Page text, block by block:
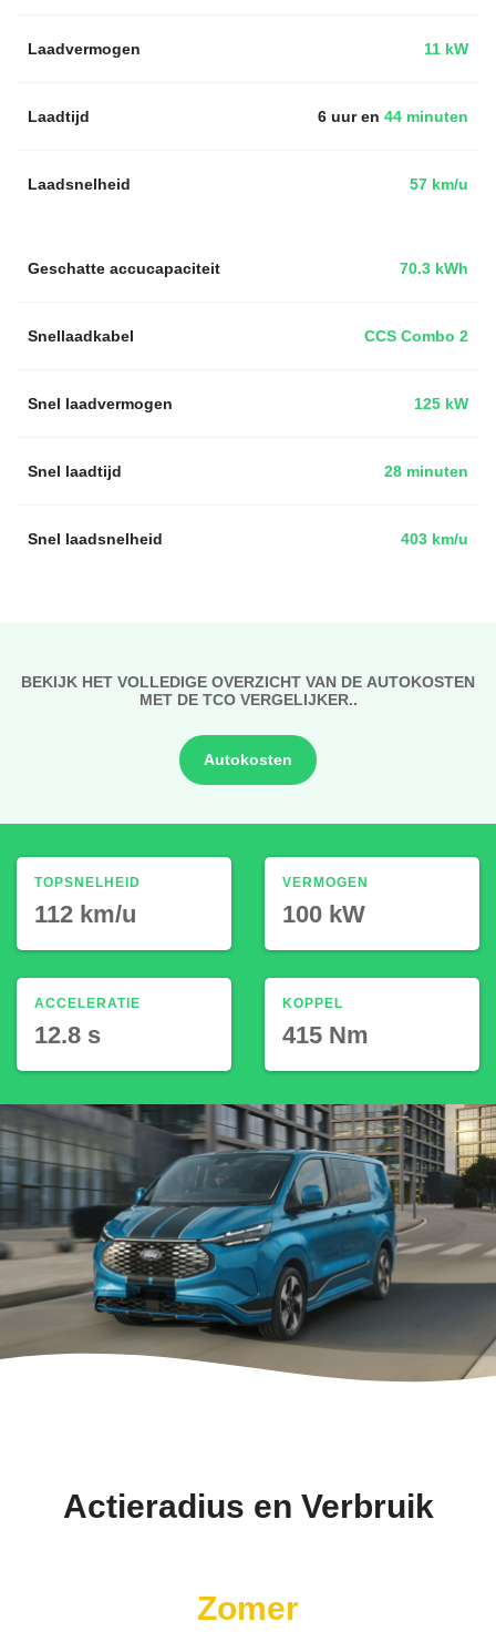
Laadvermogen 11 kW
Laadtijd 6 uur en 44 minuten
Laadsnelheid 57 km/u
70.3 kWh
Geschatte accucapaciteit
Snellaadkabel CCS Combo 2
Snel laadvermogen 125 kW
Snel laadtijd 28 minuten
Snel laadsnelheid 403 km/u
BEKIJK HET VOLLEDIGE OVERZICHT VAN DE AUTOKOSTEN
MET DE TCO VERGELIJKER..
Autokosten
TOPSNELHEID
112 km/u
ACCELERATIE
12.8 s
VERMOGEN
100 kW
KOPPEL
415 Nm
Actieradius en Verbruik
Zomer